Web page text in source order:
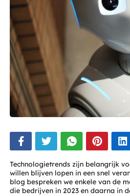
Technologietrends zijn belangrijk
willen blijven lopen in een snel
blog bespreken we enkele van de
die bedrijven in 2023 en daarna in